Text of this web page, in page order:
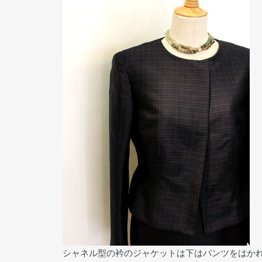
シャネル型の衿のジャケットは下はパンツをはか